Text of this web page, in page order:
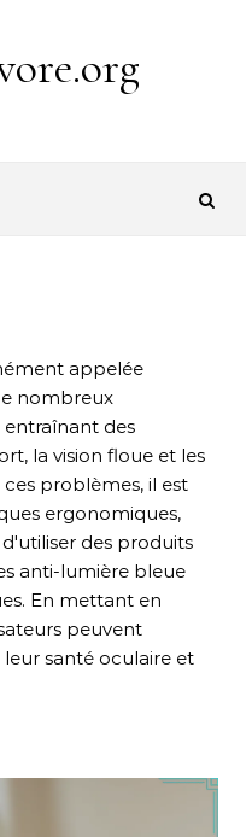
appelée
nombreux
entraînant des
la vision floue et les
problèmes, il est
ergonomiques,
des produits
anti-lumière bleue
En mettant en
peuvent
santé oculaire et